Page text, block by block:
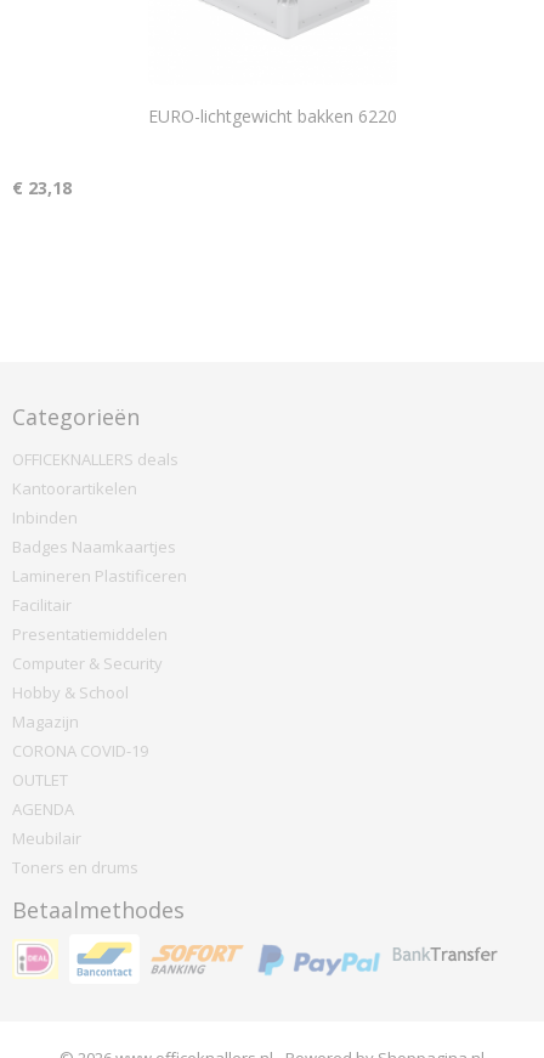
EURO-lichtgewicht bakken 6220
€ 23,18
Categorieën
OFFICEKNALLERS deals
Kantoorartikelen
Inbinden
Badges Naamkaartjes
Lamineren Plastificeren
Facilitair
Presentatiemiddelen
Computer & Security
Hobby & School
Magazijn
CORONA COVID-19
OUTLET
AGENDA
Meubilair
Toners en drums
Betaalmethodes